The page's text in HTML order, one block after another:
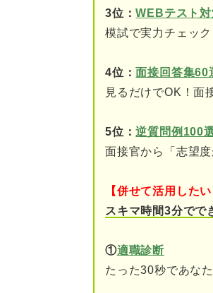
ス
ス
ス
【経験
人
PC
3位：WEBテスト
模試で実力チェッ
4位：面接回答集60
見るだけでOK！面
5位：逆質問例100
面接官から「志望
【併せて活用したい
スキマ時間3分でで
①適職診断
たった30秒であな